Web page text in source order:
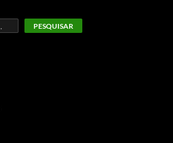
PESQUISAR